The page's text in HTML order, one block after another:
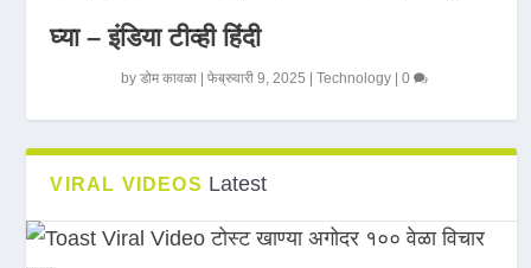
घ्या – इंडिया टीव्ही हिंदी
byडोम कावळा |फेब्रुवारी 9, 2025 |Technology |0
VIRAL VIDEOS Latest